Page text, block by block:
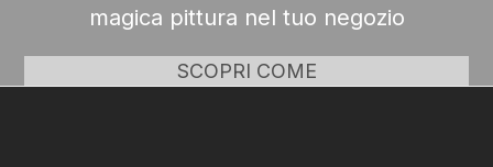
magica pittura nel tuo negozio
SCOPRI COME